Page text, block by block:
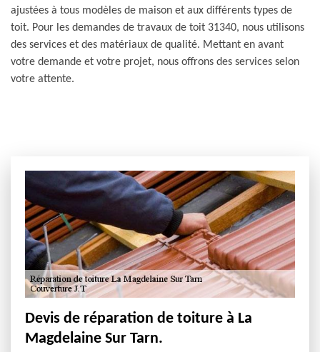
ajustées à tous modèles de maison et aux différents types de
toit. Pour les demandes de travaux de toit 31340, nous utilisons
des services et des matériaux de qualité. Mettant en avant
votre demande et votre projet, nous offrons des services selon
votre attente.
Devis de réparation de toiture à La
Magdelaine Sur Tarn.